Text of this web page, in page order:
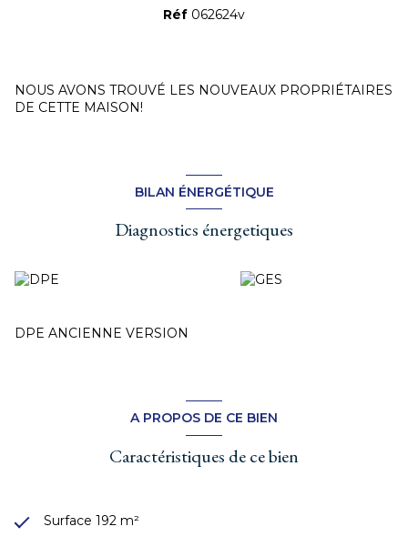
Réf 062624v
NOUS AVONS TROUVÉ LES NOUVEAUX PROPRIÉTAIRES
DE CETTE MAISON!
BILAN ÉNERGÉTIQUE
Diagnostics énergetiques
DPE ANCIENNE VERSION
A PROPOS DE CE BIEN
Caractéristiques de ce bien
Surface 192 m²